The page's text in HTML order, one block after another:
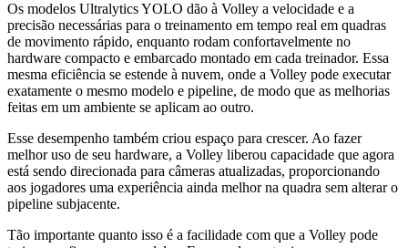
Os modelos Ultralytics YOLO dão à Volley a velocidade e a
precisão necessárias para o treinamento em tempo real em quadras
de movimento rápido, enquanto rodam confortavelmente no
hardware compacto e embarcado montado em cada treinador. Essa
mesma eficiência se estende à nuvem, onde a Volley pode executar
exatamente o mesmo modelo e pipeline, de modo que as melhorias
feitas em um ambiente se aplicam ao outro.
Esse desempenho também criou espaço para crescer. Ao fazer
melhor uso de seu hardware, a Volley liberou capacidade que agora
está sendo direcionada para câmeras atualizadas, proporcionando
aos jogadores uma experiência ainda melhor na quadra sem alterar o
pipeline subjacente.
Tão importante quanto isso é a facilidade com que a Volley pode